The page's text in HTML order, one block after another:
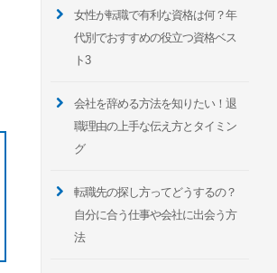
女性が転職で有利な資格は何？年
代別でおすすめの役立つ資格ベス
ト3
会社を辞める方法を知りたい！退
職理由の上手な伝え方とタイミン
グ
転職先の探し方ってどうするの？
自分に合う仕事や会社に出会う方
法